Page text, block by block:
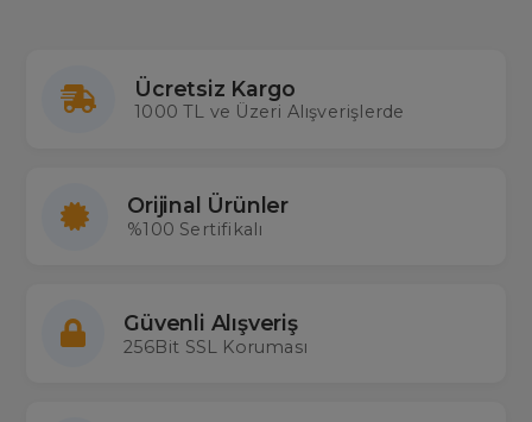
Ücretsiz Kargo
1000 TL ve Üzeri Alışverişlerde
Orijinal Ürünler
%100 Sertifikalı
Güvenli Alışveriş
256Bit SSL Koruması